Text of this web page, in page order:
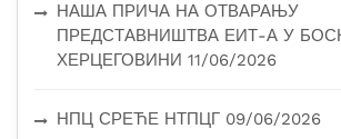
НАША ПРИЧА НА ОТВАРАЊУ
ПРЕДСТАВНИШТВА ЕИТ-А У
ХЕРЦЕГОВИНИ 11/06/2026
НПЦ СРЕЋЕ НТПЦГ 09/06/2026